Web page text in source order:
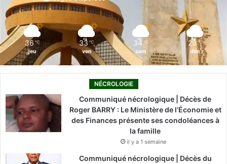
k
n
36 ℃
jeu
33 ℃
ven
34 ℃
sam
29 ℃
dim
NÉCROLOGIE
Communiqué nécrologique | Décès de
Roger BARRY : Le Ministère de l’Économie et
des Finances présente ses condoléances à
la famille
il y a 1 semaine
Communiqué nécrologique | Décès du